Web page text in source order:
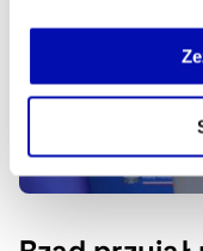
Jeżeli nie wyrażasz
możesz łatwo
własnej
naszejPolityce